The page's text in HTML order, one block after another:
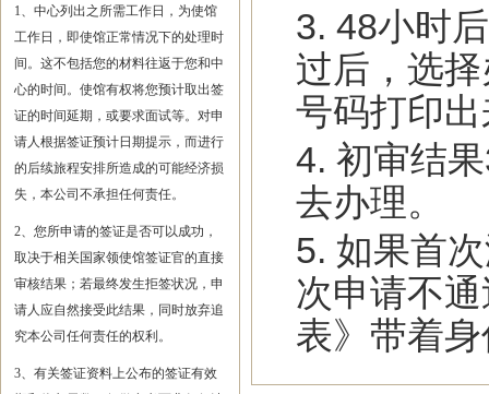
1、中心列出之所需工作日，为使馆
工作日，即使馆正常情况下的处理时
间。这不包括您的材料往返于您和中
心的时间。使馆有权将您预计取出签
证的时间延期，或要求面试等。对申
请人根据签证预计日期提示，而进行
的后续旅程安排所造成的可能经济损
失，本公司不承担任何责任。
2、您所申请的签证是否可以成功，
取决于相关国家领使馆签证官的直接
审核结果；若最终发生拒签状况，申
请人应自然接受此结果，同时放弃追
究本公司任何责任的权利。
3、有关签证资料上公布的签证有效
3. 48小时
过后，选
号码打印
4. 初审结
去办理。
5. 如果首
次申请不
表》带着